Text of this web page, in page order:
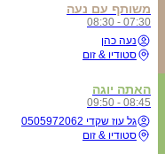
משותף עם נעה
07:30 - 08:30
נעה כהן
סטודיו & זום
האתה יוגה
08:45 - 09:50
גל עוז שקדי 0505972062
סטודיו & זום